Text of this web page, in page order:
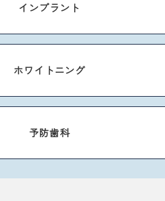
インプラント
ホワイトニング
予防歯科